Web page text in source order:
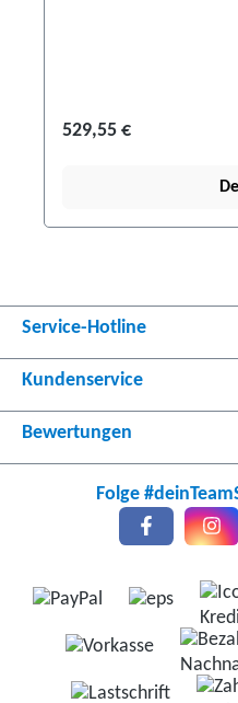
529,55 €
Service-Hotline
Kundenservice
Bewertungen
Folge